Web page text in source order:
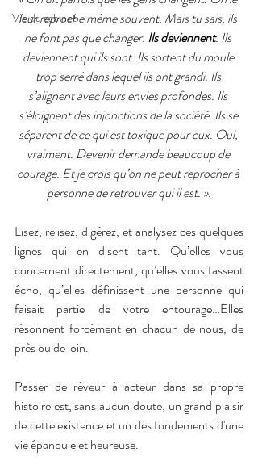
Vie du cabinet
leur reproche même souvent. Mais tu sais, ils
ne font pas que changer. Ils deviennent. Ils
deviennent qui ils sont. Ils sortent du moule
trop serré dans lequel ils ont grandi. Ils
s’alignent avec leurs envies profondes. Ils
s’éloignent des injonctions de la société. Ils se
séparent de ce qui est toxique pour eux. Oui,
vraiment. Devenir demande beaucoup de
courage. Et je crois qu’on ne peut reprocher à
personne de retrouver qui il est. ».
Lisez, relisez, digérez, et analysez ces quelques
lignes qui en disent tant. Qu’elles vous
concernent directement, qu’elles vous fassent
écho, qu’elles définissent une personne qui
faisait partie de votre entourage…Elles
résonnent forcément en chacun de nous, de
près ou de loin.
Passer de rêveur à acteur dans sa propre
histoire est, sans aucun doute, un grand plaisir
de cette existence et un des fondements d'une
vie épanouie et heureuse.